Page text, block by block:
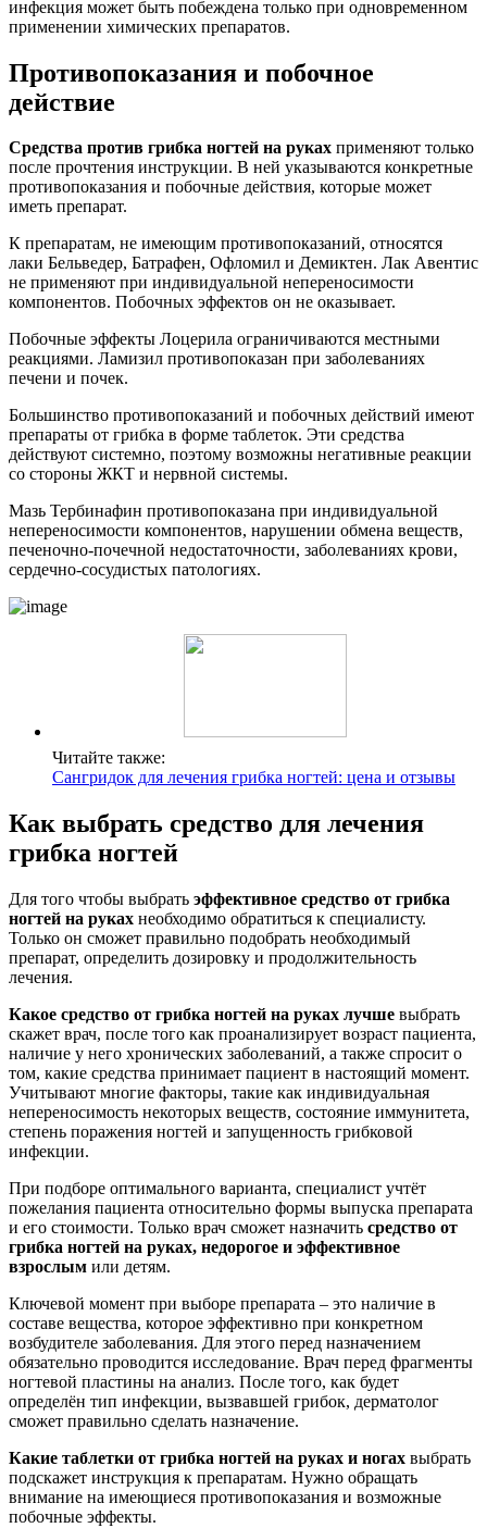
инфекция может быть побеждена только при одновременном
применении химических препаратов.
Противопоказания и побочное
действие
Средства против грибка ногтей на руках применяют только
после прочтения инструкции. В ней указываются конкретные
противопоказания и побочные действия, которые может
иметь препарат.
К препаратам, не имеющим противопоказаний, относятся
лаки Бельведер, Батрафен, Офломил и Демиктен. Лак Авентис
не применяют при индивидуальной непереносимости
компонентов. Побочных эффектов он не оказывает.
Побочные эффекты Лоцерила ограничиваются местными
реакциями. Ламизил противопоказан при заболеваниях
печени и почек.
Большинство противопоказаний и побочных действий имеют
препараты от грибка в форме таблеток. Эти средства
действуют системно, поэтому возможны негативные реакции
со стороны ЖКТ и нервной системы.
Мазь Тербинафин противопоказана при индивидуальной
непереносимости компонентов, нарушении обмена веществ,
печеночно-почечной недостаточности, заболеваниях крови,
сердечно-сосудистых патологиях.
Читайте также:
Сангридок для лечения грибка ногтей: цена и отзывы
Как выбрать средство для лечения
грибка ногтей
Для того чтобы выбрать эффективное средство от грибка
ногтей на руках необходимо обратиться к специалисту.
Только он сможет правильно подобрать необходимый
препарат, определить дозировку и продолжительность
лечения.
Какое средство от грибка ногтей на руках лучше выбрать
скажет врач, после того как проанализирует возраст пациента,
наличие у него хронических заболеваний, а также спросит о
том, какие средства принимает пациент в настоящий момент.
Учитывают многие факторы, такие как индивидуальная
непереносимость некоторых веществ, состояние иммунитета,
степень поражения ногтей и запущенность грибковой
инфекции.
При подборе оптимального варианта, специалист учтёт
пожелания пациента относительно формы выпуска препарата
и его стоимости. Только врач сможет назначить средство от
грибка ногтей на руках, недорогое и эффективное
взрослым или детям.
Ключевой момент при выборе препарата – это наличие в
составе вещества, которое эффективно при конкретном
возбудителе заболевания. Для этого перед назначением
обязательно проводится исследование. Врач перед фрагменты
ногтевой пластины на анализ. После того, как будет
определён тип инфекции, вызвавшей грибок, дерматолог
сможет правильно сделать назначение.
Какие таблетки от грибка ногтей на руках и ногах выбрать
подскажет инструкция к препаратам. Нужно обращать
внимание на имеющиеся противопоказания и возможные
побочные эффекты.